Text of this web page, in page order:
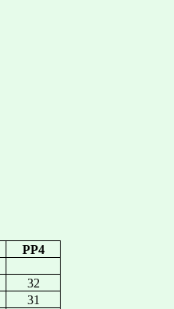
PP4
32
31